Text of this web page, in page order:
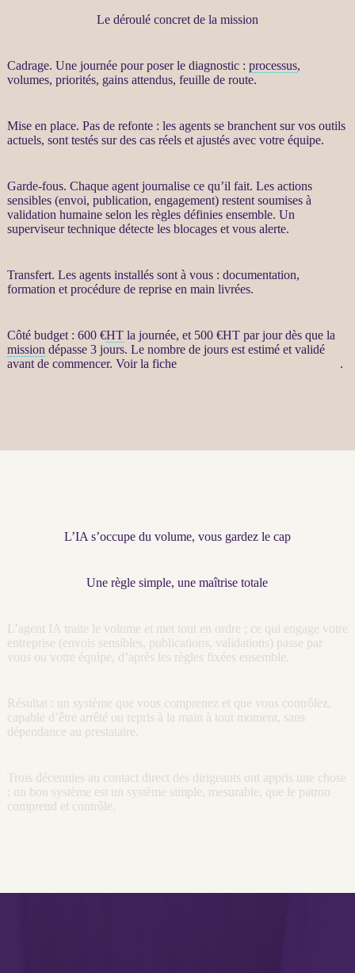
Le déroulé concret de la mission
Cadrage. Une journée pour poser le diagnostic : processus,
volumes, priorités, gains attendus, feuille de route.
Mise en place. Pas de refonte : les agentsse branchent sur vos outils
actuels, sont testés sur des cas réels et ajustés avec votre équipe.
Garde-fous. Chaque agent journalisece qu’il fait. Les actions
sensibles (envoi, publication, engagement) restent soumises à
validation humaine selon les règles définies ensemble. Un
superviseur technique détecte les blocages et vous alerte.
Transfert. Les agentsinstallés sont à vous : documentation,
formation et procédure de reprise en main livrées.
Côté budget : 600 €HTla journée, et 500 €HTpar jour dès que la
mission dépasse 3 jours. Le nombre de jours est estimé et validé
avant de commencer. Voir la fiche
.
L’IA s’occupe du volume, vous gardez le cap
Une règle simple, une maîtrise totale
L’agent IA traite le volume et met tout en ordre ; ce qui engage votre
entreprise (envois sensibles, publications, validations) passe par
vous ou votre équipe, d’après les règles fixées ensemble.
Résultat : un système que vous comprenez et que vous contrôlez,
capable d’être arrêté ou repris à la main à tout moment, sans
dépendance au prestataire.
Trois décennies au contact direct des dirigeants ont appris une chose
: un bon système est un système simple, mesurable, que le patron
comprend et contrôle.